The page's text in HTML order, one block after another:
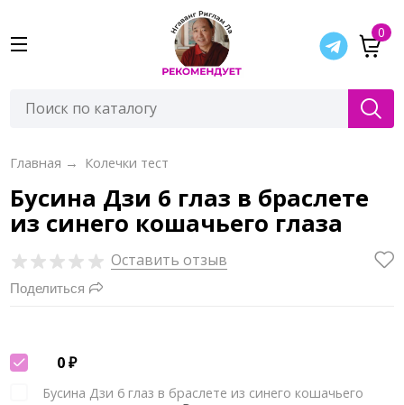
0
Главная → Колечки тест
Бусина Дзи 6 глаз в браслете
из синего кошачьего глаза
Оставить отзыв
Поделиться
0₽
Бусина Дзи 6 глаз в браслете из синего кошачьего